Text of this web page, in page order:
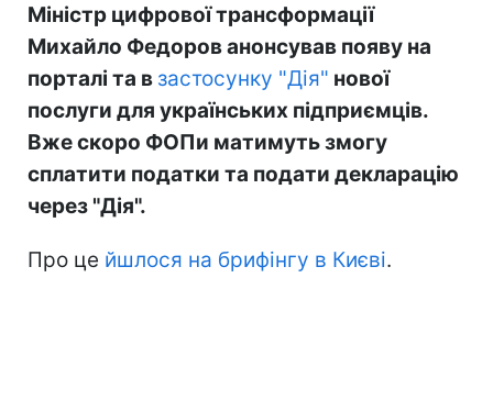
Міністр цифрової трансформації
Михайло Федоров анонсував появу на
порталі та в застосунку "Дія" нової
послуги для українських підприємців.
Вже скоро ФОПи матимуть змогу
сплатити податки та подати декларацію
через "Дія".
Про це йшлося на брифінгу в Києві.